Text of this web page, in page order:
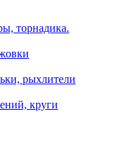
торнадика.
рыхлители
круги